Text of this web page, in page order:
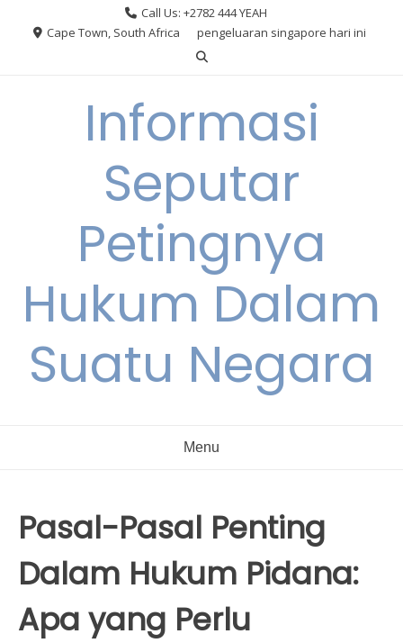
Call Us: +2782 444 YEAH
Cape Town, South Africa
pengeluaran singapore hari ini
Informasi
Seputar
Petingnya
Hukum Dalam
Suatu Negara
Menu
Pasal-Pasal Penting
Dalam Hukum Pidana:
Apa yang Perlu